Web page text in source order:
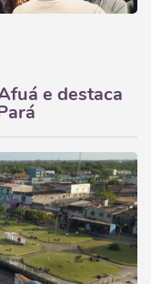
e destaca